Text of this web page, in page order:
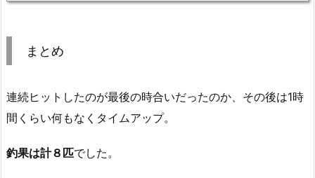
まとめ
連続ヒットしたのが最後の時合いだったのか、その後は1時
間くらい何もなくタイムアップ。
釣果は計８匹でした。